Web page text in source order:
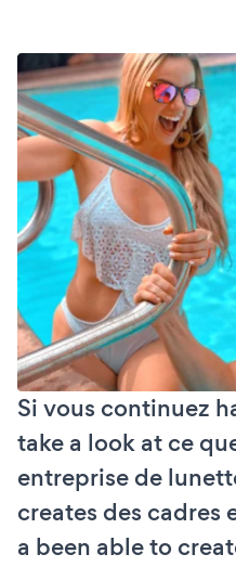
Si vous continuez
take a look at ce
entreprise de
creates des cadres
a been able to